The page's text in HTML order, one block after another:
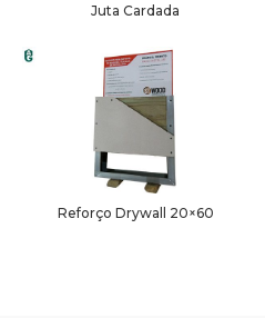
Juta Cardada
Reforço Drywall 20×60